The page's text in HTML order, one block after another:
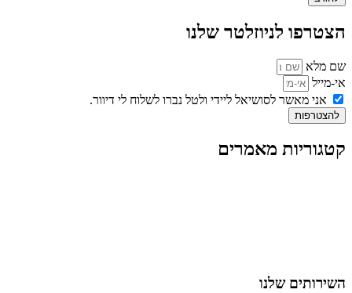
הצטרפו לניוזלטר שלנו
שם מלא
אי-מייל
אני מאשר לסושיאל ליידי ולטל נברו לשלוח לי דיוור.
להצטרפות
קטגוריות מאמרים
השירותים שלנו